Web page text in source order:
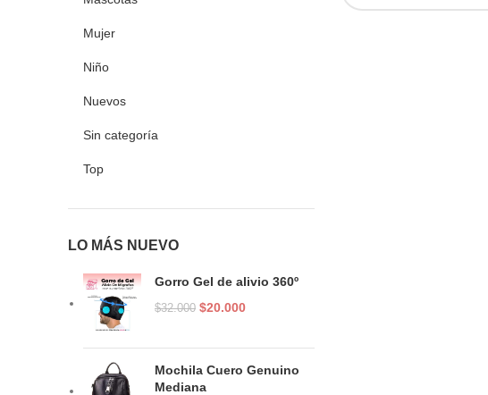
Mujer
Niño
Nuevos
Sin categoría
Top
LO MÁS NUEVO
Gorro Gel de alivio 360º
$32.000 El
original
era:
$32.000.
$20.000El
actual
es:
Mochila Cuero Genuino
Mediana